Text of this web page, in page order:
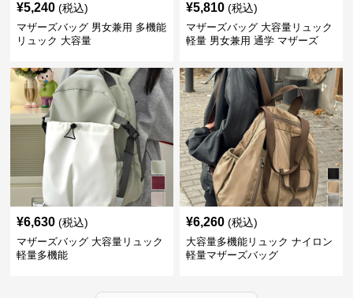
¥5,240 (税込)
マザーズバッグ 男女兼用 多機能
リュック 大容量
¥5,810 (税込)
マザーズバッグ 大容量リュック
軽量 男女兼用 通学 マザーズ
¥6,630 (税込)
マザーズバッグ 大容量リュック
軽量多機能
¥6,260 (税込)
大容量多機能リュック ナイロン
軽量マザーズバッグ